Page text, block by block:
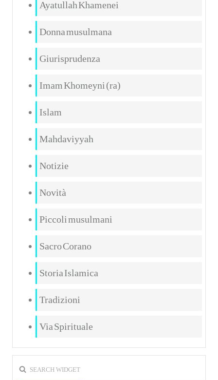
Ayatullah Khamenei
Donna musulmana
Giurisprudenza
Imam Khomeyni (ra)
Islam
Mahdaviyyah
Notizie
Novità
Piccoli musulmani
Sacro Corano
Storia Islamica
Tradizioni
Via Spirituale
SEARCH WIDGET